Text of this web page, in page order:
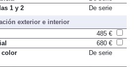
1 y 2
De serie
exterior e interior
485 €
680 €
color
De serie